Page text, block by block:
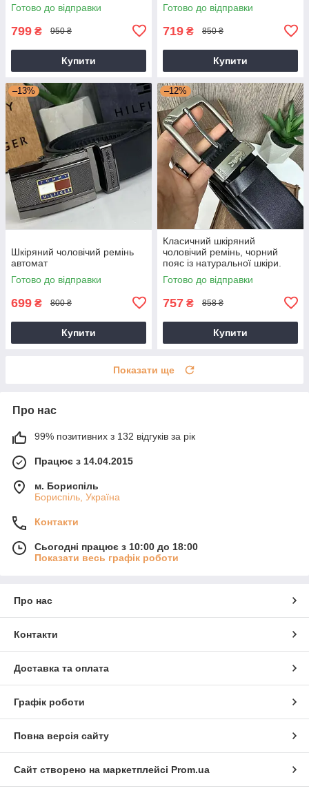
Готово до відправки
799 ₴ 950 ₴
Купити
Готово до відправки
719 ₴ 850 ₴
Купити
–13%
Шкіряний чоловічий ремінь
автомат
Готово до відправки
699 ₴ 800 ₴
Купити
–12%
Класичний шкіряний
чоловічий ремінь, чорний
пояс із натуральної шкіри.
Готово до відправки
757 ₴ 858 ₴
Купити
Показати ще
Про нас
99% позитивних з 132 відгуків за рік
Працює з 14.04.2015
м. Бориспіль
Бориспіль, Україна
Контакти
Сьогодні працює з 10:00 до 18:00
Показати весь графік роботи
Про нас
Контакти
Доставка та оплата
Графік роботи
Повна версія сайту
Сайт створено на маркетплейсі Prom.ua